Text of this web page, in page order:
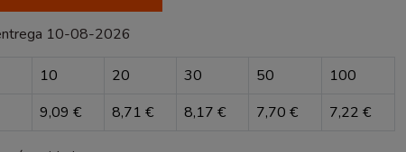
10-08-2026
10 20 30 50
100
9,09 € 8,71 € 8,17 € 7,70 € 7,22 €